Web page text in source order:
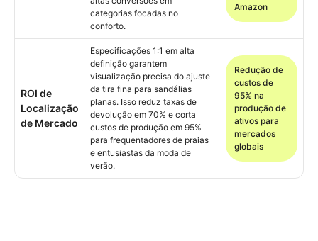
categorias focadas no
conforto.
Amazon
ROI de
Localização
de Mercado
Especificações 1:1 em alta
definição garantem
visualização precisa do ajuste
da tira fina para sandálias
planas. Isso reduz taxas de
devolução em 70% e corta
custos de produção em 95%
para frequentadores de praias
e entusiastas da moda de
verão.
Redução de
custos de
95% na
produção de
ativos para
mercados
globais